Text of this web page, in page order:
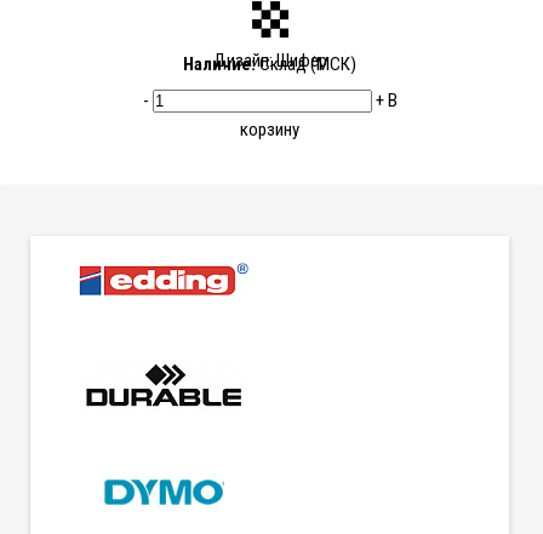
Дизайн: Шифер
Наличие:Склад (МСК)
-
+В
корзину